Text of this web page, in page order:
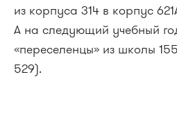
из корпуса 314 в корпус
А на следующий учебный
«переселенцы» из школы
529).